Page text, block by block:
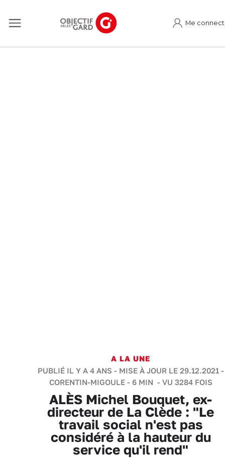
Me
A LA UNE
PUBLIÉ IL Y A 4 ANS - MISE À JOUR LE 29.12.2021 -
CORENTIN-MIGOULE- 6 MIN - VU 3284 FOIS
ALÈS Michel Bouquet, ex-
directeur de La Clède : "Le
travail social n'est pas
considéré à la hauteur du
service qu'il rend"